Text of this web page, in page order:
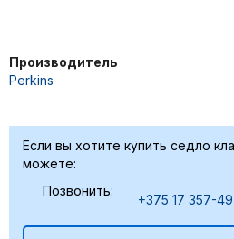
Производитель
Perkins
Если вы хотите купить седло
можете:
Позвонить:
+375 17 357-